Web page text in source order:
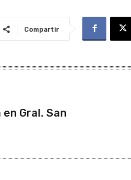
Compartir
Gral. San